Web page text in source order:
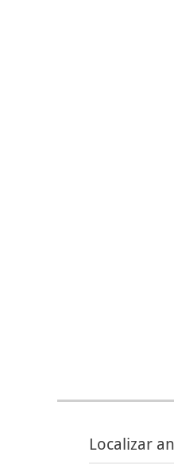
Localizar